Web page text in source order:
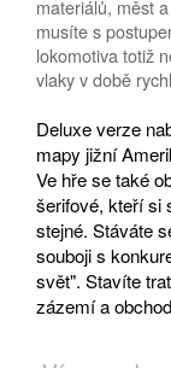
materiálů, měst
musíte s
lokomotiva totiž
vlaky v době
Deluxe verze
mapy jižní
Ve hře se také
šerifové, kteří si
stejné. Stáváte
souboji s
svět". Stavíte
zázemí a